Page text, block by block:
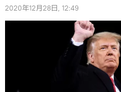
2020年12月28日, 12:49